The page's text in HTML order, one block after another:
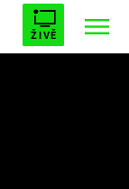
ŽIVĚ
UPÍRŮ